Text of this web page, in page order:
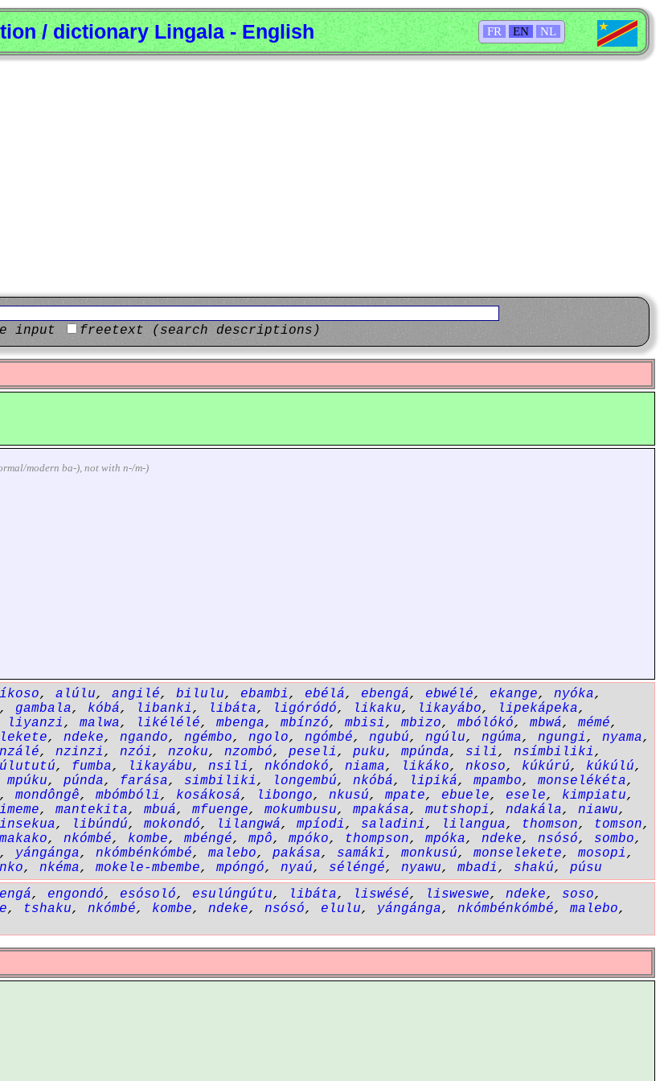
FR EN NL
/ dictionary Lingala - English
input
freetext (search descriptions)
modern ba-), not with n-/m-)
, alúlu, angilé, bilulu, ebambi, ebélá, ebengá, ebwélé, ekange, nyóka,
, gambala, kóbá, libanki, libáta, ligóródó, likaku, likayábo, lipekápeka,
liyanzi, malwa, likélélé, mbenga, mbínzó, mbisi, mbizo, mbólókó, mbwá, mémé,
, ndeke, ngando, ngémbo, ngolo, ngómbé, ngubú, ngúlu, ngúma, ngungi, nyama,
nzálé, nzinzi, nzói, nzoku, nzombó, peseli, puku, mpúnda, sili, nsímbiliki,
, fumba, likayábu, nsili, nkóndokó, niama, likáko, nkoso, kúkúrú, kúkúlú,
mpúku, púnda, farása, simbiliki, longembú, nkóbá, lipiká, mpambo, monselékéta,
, mondôngê, mbómbóli, kosákosá, libongo, nkusú, mpate, ebuele, esele, kimpiatu,
, mantekita, mbuá, mfuenge, mokumbusu, mpakása, mutshopi, ndakála, niawu,
, libúndú, mokondó, lilangwá, mpíodi, saladini, lilangua, thomson, tomson,
makako, nkómbé, kombe, mbéngé, mpô, mpóko, thompson, mpóka, ndeke, nsósó, sombo,
, yángánga, nkómbénkómbé, malebo, pakása, samáki, monkusú, monselekete, mosopi,
, nkéma, mokele-mbembe, mpóngó, nyaú, séléngé, nyawu, mbadi, shakú, púsu
, engondó, esósoló, esulúngútu, libáta, liswésé, lisweswe, ndeke, soso,
, tshaku, nkómbé, kombe, ndeke, nsósó, elulu, yángánga, nkómbénkómbé, malebo,